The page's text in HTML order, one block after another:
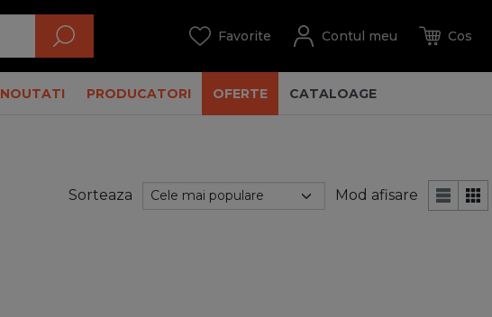
NOUTATI PRODUCATORI OFERTE CATALOAGE
Sorteaza Mod afisare